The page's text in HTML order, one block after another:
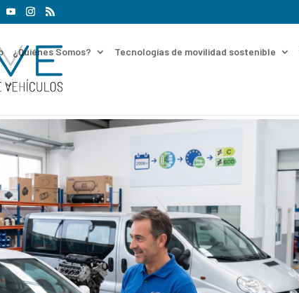
¿Quiénes Somos? Tecnologías de movilidad sostenible